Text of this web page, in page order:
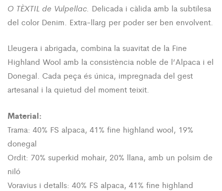
O TÈXTIL de Vulpellac. Delicada i càlida amb la subtilesa
del color Denim. Extra-llarg per poder ser ben envolvent.
Lleugera i abrigada, combina la suavitat de la Fine
Highland Wool amb la consistència noble de l’Alpaca i el
Donegal. Cada peça és única, impregnada del gest
artesanal i la quietud del moment teixit.
Material:
Trama: 40% FS alpaca, 41% fine highland wool, 19%
donegal
Ordit: 70% superkid mohair, 20% llana, amb un polsim de
niló
Voravius i detalls: 40% FS alpaca, 41% fine highland